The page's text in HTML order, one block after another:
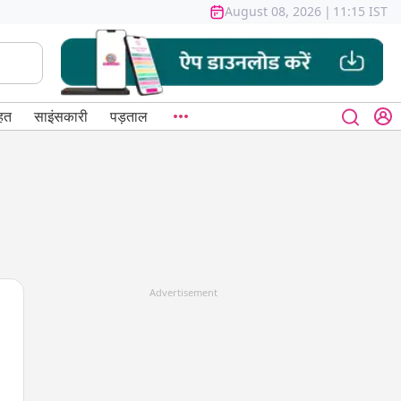
August 08, 2026 | 11:15 IST
साइंसकारी पड़ताल
Advertisement